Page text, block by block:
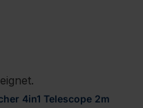
4in1 Telescope 2m